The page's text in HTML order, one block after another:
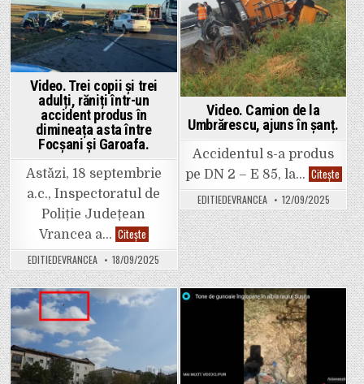
a
fost
atacat
de
câini.
(PSD)
le-
a
făcut
pe
două
Video. Trei copii și trei
adulți, răniți într-un
accident produs în
dimineața asta între
Focșani și Garoafa.
Astăzi, 18 septembrie
a.c., Inspectoratul de
Poliție Județean
Vrancea a… CiteșteVideo.
Trei
copii
și
trei
adulți,
răniți
într-
asta
EDITIEDEVRANCEA 18/09/2025
Video. Camion de la
Umbrărescu, ajuns în șanț.
Accidentul s-a produs
pe DN 2 – E 85, la… CiteșteVideo.
de
ajuns
în
șanț.
EDITIEDEVRANCEA 12/09/2025
Posted
in
Posted